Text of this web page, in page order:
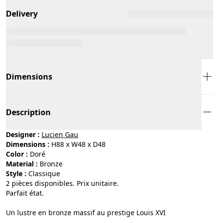
Delivery
Dimensions
Description
Designer : Lucien Gau
Dimensions : H88 x W48 x D48
Color :
doré
Material :
bronze
Style :
classique
2 pièces disponibles. Prix unitaire.
Parfait état.
Un lustre en bronze massif au prestige Louis XVI